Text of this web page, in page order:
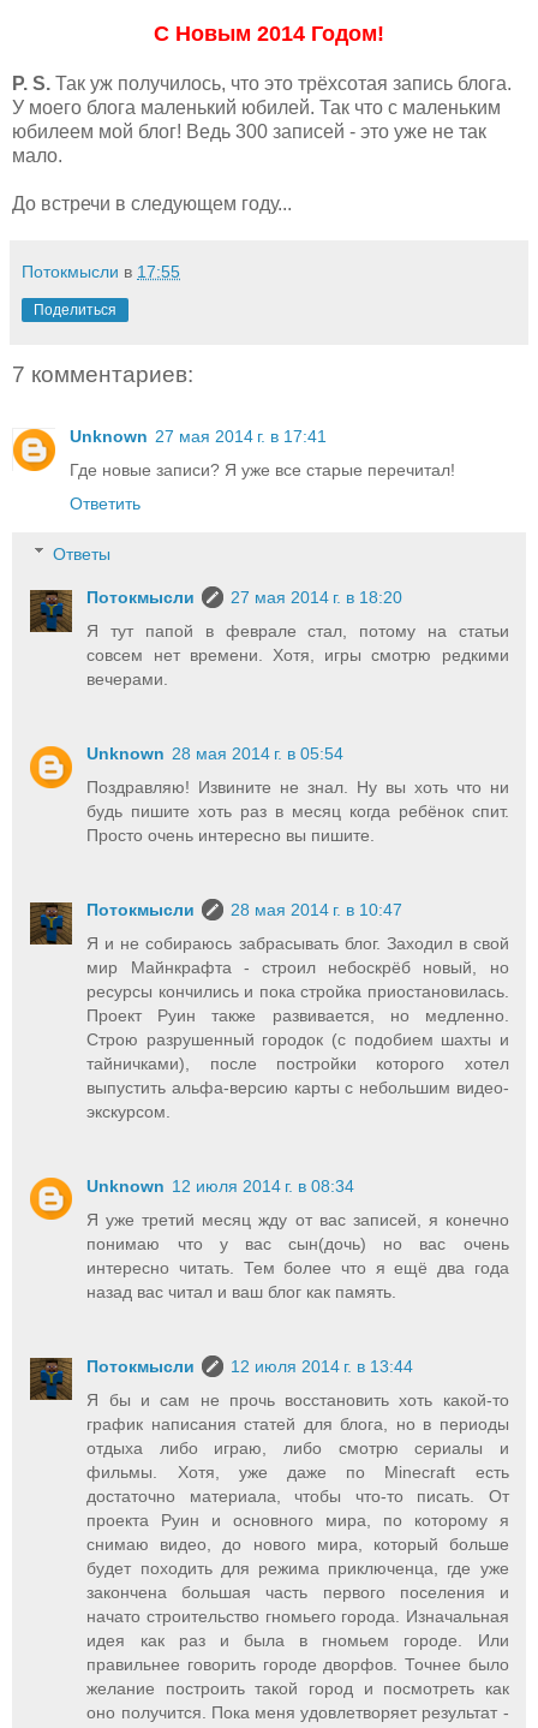
С Новым 2014 Годом!
P. S. Так уж получилось, что это трёхсотая запись блога.
У моего блога маленький юбилей. Так что с маленьким
юбилеем мой блог! Ведь 300 записей - это уже не так
мало.
До встречи в следующем году...
Потокмысли в 17:55
Поделиться
7 комментариев:
Unknown 27 мая 2014 г. в 17:41
Где новые записи? Я уже все старые перечитал!
Ответить
Ответы
Потокмысли
27 мая 2014 г. в 18:20
Я тут папой в феврале стал, потому на статьи
совсем нет времени. Хотя, игры смотрю редкими
вечерами.
Unknown 28 мая 2014 г. в 05:54
Поздравляю! Извините не знал. Ну вы хоть что ни
будь пишите хоть раз в месяц когда ребёнок спит.
Просто очень интересно вы пишите.
Потокмысли
28 мая 2014 г. в 10:47
Я и не собираюсь забрасывать блог. Заходил в свой
мир Майнкрафта - строил небоскрёб новый, но
ресурсы кончились и пока стройка приостановилась.
Проект Руин также развивается, но медленно.
Строю разрушенный городок (с подобием шахты и
тайничками), после постройки которого хотел
выпустить альфа-версию карты с небольшим видео-
экскурсом.
Unknown 12 июля 2014 г. в 08:34
Я уже третий месяц жду от вас записей, я конечно
понимаю что у вас сын(дочь) но вас очень
интересно читать. Тем более что я ещё два года
назад вас читал и ваш блог как память.
Потокмысли
12 июля 2014 г. в 13:44
Я бы и сам не прочь восстановить хоть какой-то
график написания статей для блога, но в периоды
отдыха либо играю, либо смотрю сериалы и
фильмы. Хотя, уже даже по Minecraft есть
достаточно материала, чтобы что-то писать. От
проекта Руин и основного мира, по которому я
снимаю видео, до нового мира, который больше
будет походить для режима приключенца, где уже
закончена большая часть первого поселения и
начато строительство гномьего города. Изначальная
идея как раз и была в гномьем городе. Или
правильнее говорить городе дворфов. Точнее было
желание построить такой город и посмотреть как
оно получится. Пока меня удовлетворяет результат -